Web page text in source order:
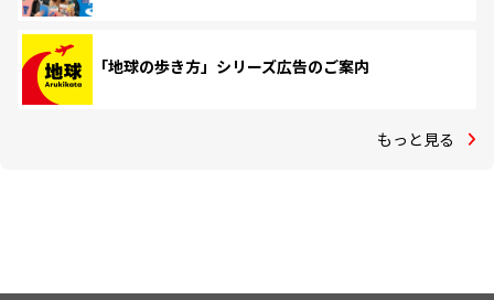
「地球の歩き方」シリーズ広告のご案内
もっと見る